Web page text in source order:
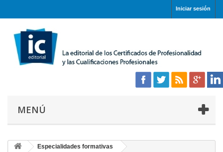
Iniciar sesión
MENÚ
Especialidades formativas